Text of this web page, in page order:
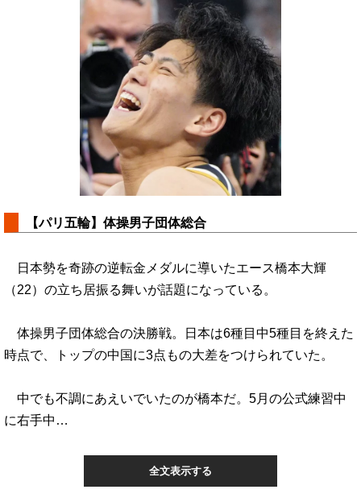
【パリ五輪】体操男子団体総合
日本勢を奇跡の逆転金メダルに導いたエース橋本大輝
（22）の立ち居振る舞いが話題になっている。
体操男子団体総合の決勝戦。日本は6種目中5種目を終えた
時点で、トップの中国に3点もの大差をつけられていた。
中でも不調にあえいでいたのが橋本だ。5月の公式練習中
に右手中…
全文表示する